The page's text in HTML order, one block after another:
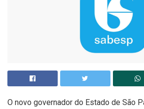
O novo governador do Estado de São